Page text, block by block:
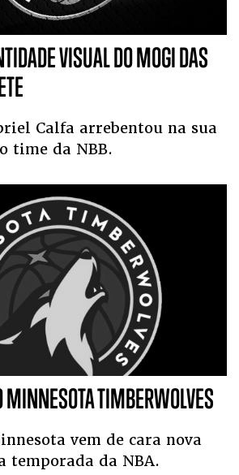
VISUAL DO MOGI DAS
Calfa arrebentou na sua
time da NBB.
MINNESOTA TIMBERWOLVES
vem de cara nova
temporada da NBA.